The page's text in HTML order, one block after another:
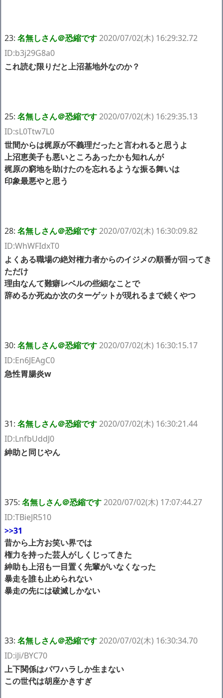
23: 名無しさん＠恐縮です2020/07/02(木) 16:29:32.72
ID:b3j29G8a0
これ読む限りだと上沼基地外なのか？
25: 名無しさん＠恐縮です2020/07/02(木) 16:29:35.13
ID:sL0Ttw7L0
世間からは梶原が不義理だったと言われると思うよ
上沼恵美子も悪いところあったかも知れんが
梶原の窮地を助けたのを忘れるような振る舞いは
印象最悪やと思う
28: 名無しさん＠恐縮です2020/07/02(木) 16:30:09.82
ID:WhWFIdxT0
よくある職場の絶対権力者からのイジメの順番が回ってき
ただけ
理由なんて難癖レベルの些細なことで
辞めるか死ぬか次のターゲットが現れるまで続くやつ
30: 名無しさん＠恐縮です2020/07/02(木) 16:30:15.17
ID:En6JEAgC0
急性胃腸炎w
31: 名無しさん＠恐縮です2020/07/02(木) 16:30:21.44
ID:LnfbUddJ0
紳助と同じやん
375: 名無しさん＠恐縮です2020/07/02(木) 17:07:44.27
ID:TBieJR510
>>31
昔から上方お笑い界では
権力を持った芸人がしくじってきた
紳助も上沼も一目置く先輩がいなくなった
暴走を誰も止められない
暴走の先には破滅しかない
33: 名無しさん＠恐縮です2020/07/02(木) 16:30:34.70
ID:iJi/BYC70
上下関係はパワハラしか生まない
この世代は胡座かきすぎ